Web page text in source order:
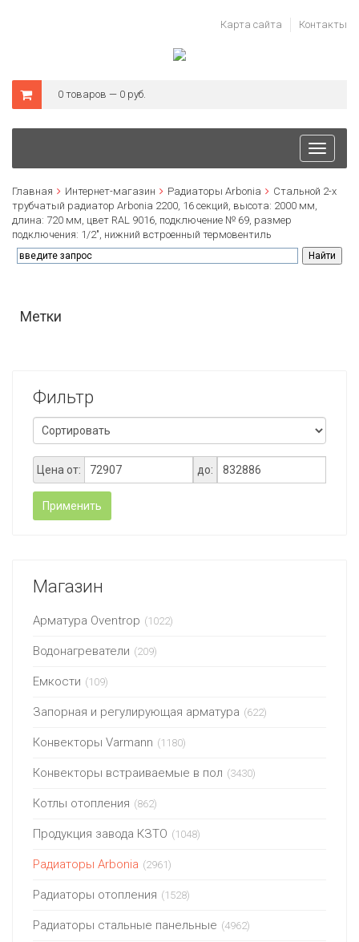
Карта сайта Контакты
0 товаров — 0 руб.
Toggle
Главная Интернет-магазин Радиаторы Arbonia
Стальной 2-х
трубчатый радиатор Arbonia 2200, 16 секций, высота: 2000 мм,
длина: 720 мм, цвет RAL 9016, подключение № 69, размер
подключения: 1/2", нижний встроенный термовентиль
Метки
Фильтр
Цена от: до:
Применить
Магазин
Арматура Oventrop (1022)
Водонагреватели (209)
Емкости (109)
Запорная и регулирующая арматура (622)
Конвекторы Varmann (1180)
Конвекторы встраиваемые в пол (3430)
Котлы отопления (862)
Продукция завода КЗТО (1048)
Радиаторы Arbonia (2961)
Радиаторы отопления (1528)
Радиаторы стальные панельные (4962)